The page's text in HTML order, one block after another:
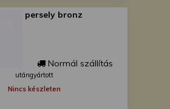
persely bronz
Normál szállítás
utángyártott
Nincs készleten